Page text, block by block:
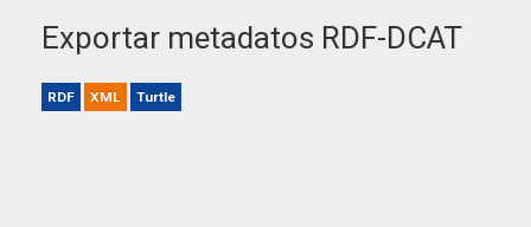
Exportar metadatos RDF-DCAT
RDF XML Turtle